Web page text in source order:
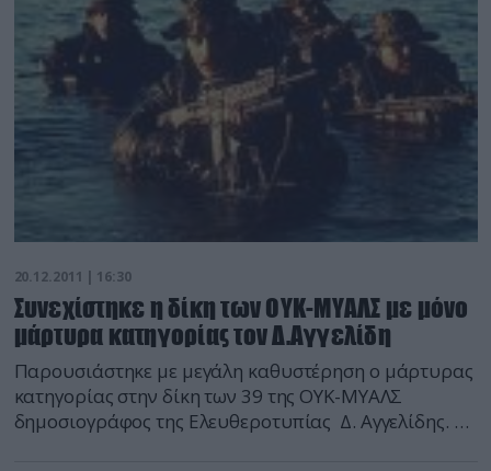
20.12.2011 | 16:30
Συνεχίστηκε η δίκη των ΟΥΚ-ΜΥΑΛΣ με μόνο
μάρτυρα κατηγορίας τον Δ.Αγγελίδη
Παρουσιάστηκε με μεγάλη καθυστέρηση ο μάρτυρας
κατηγορίας στην δίκη των 39 της ΟΥΚ-ΜΥΑΛΣ
δημοσιογράφος της Ελευθεροτυπίας Δ. Αγγελίδης. Ο